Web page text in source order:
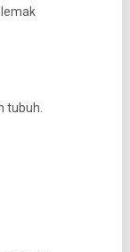
tubuh.